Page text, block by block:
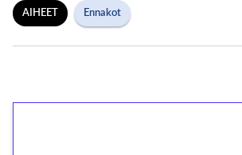
AIHEET Ennakot